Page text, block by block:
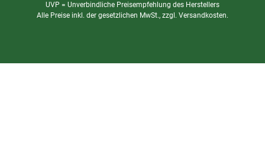
UVP = Unverbindliche Preisempfehlung des Herstellers
Alle Preise inkl. der gesetzlichen MwSt., zzgl. Versandkosten.